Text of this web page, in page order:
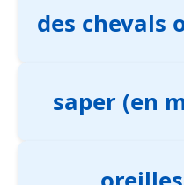
des chevals
saper (en